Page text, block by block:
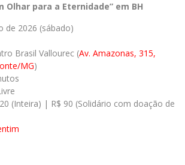
Olhar para a Eternidade” em BH
de 2026 (sábado)
Brasil Vallourec (Av. Amazonas, 315,
MG)
(Inteira) | R$ 90 (Solidário com doação de